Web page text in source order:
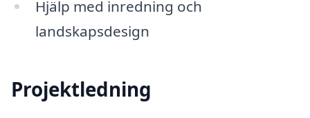
Hjälp med inredning och
landskapsdesign
Projektledning